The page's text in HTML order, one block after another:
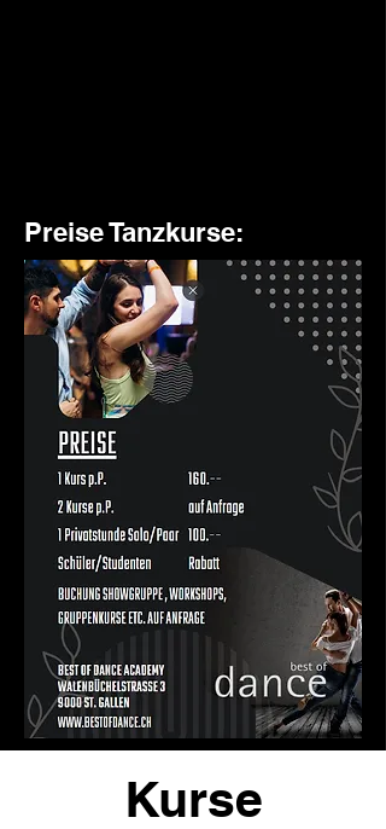
Preise Tanzkurse:
Kurse